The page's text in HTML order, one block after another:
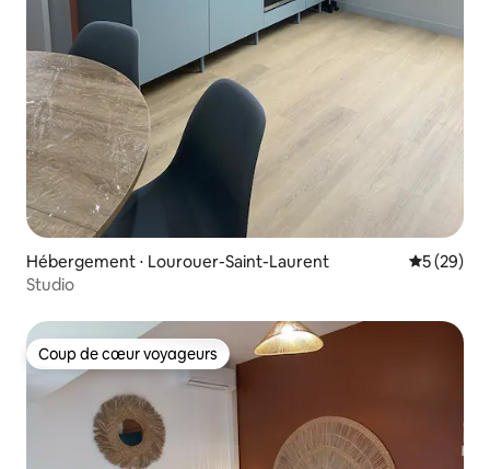
Hébergement ⋅ Lourouer-Saint-Laurent
5 (29)
Studio
Coup de cœur voyageurs
Coup de cœur voyageurs